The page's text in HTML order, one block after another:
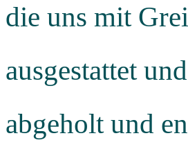
die uns mit
ausgestattet
abgeholt und